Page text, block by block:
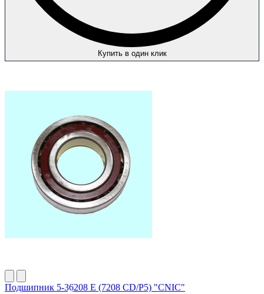
Купить в один клик
Подшипник 5-36208 Е (7208 CD/P5) "CNIC"